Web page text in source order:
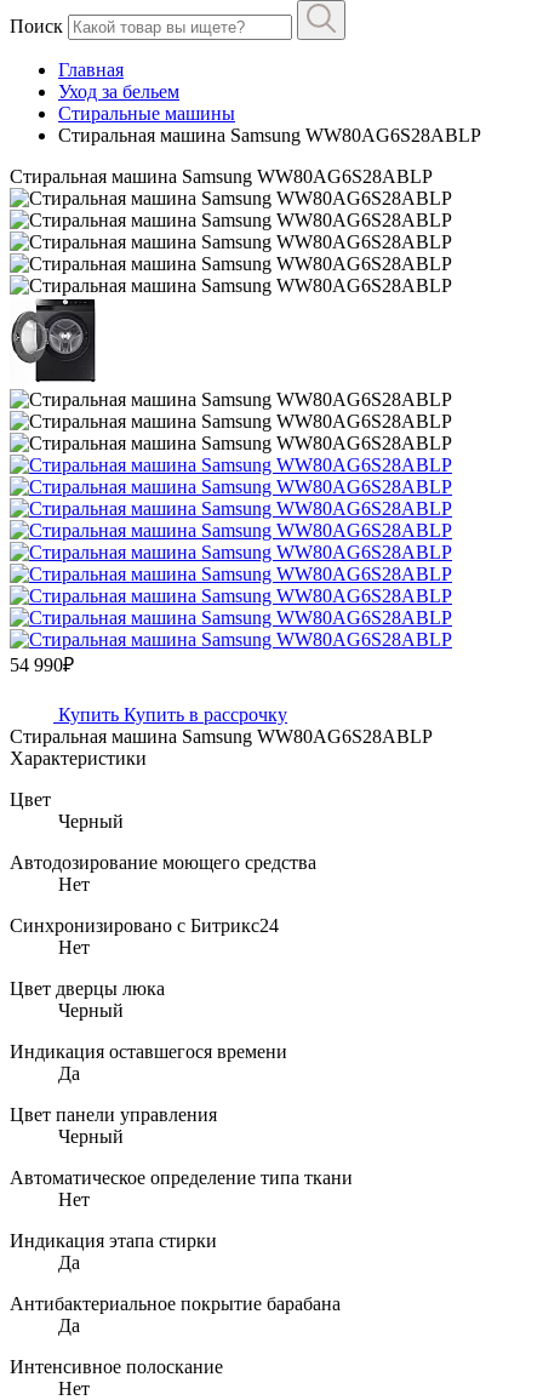
Поиск
Главная
Уход за бельем
Стиральные машины
Стиральная машина Samsung WW80AG6S28ABLP
Стиральная машина Samsung WW80AG6S28ABLP
54 990₽
Купить Купить в рассрочку
Стиральная машина Samsung WW80AG6S28ABLP
Характеристики
Цвет
Черный
Автодозирование моющего средства
Нет
Синхронизировано с Битрикс24
Нет
Цвет дверцы люка
Черный
Индикация оставшегося времени
Да
Цвет панели управления
Черный
Автоматическое определение типа ткани
Нет
Индикация этапа стирки
Да
Антибактериальное покрытие барабана
Да
Интенсивное полоскание
Нет